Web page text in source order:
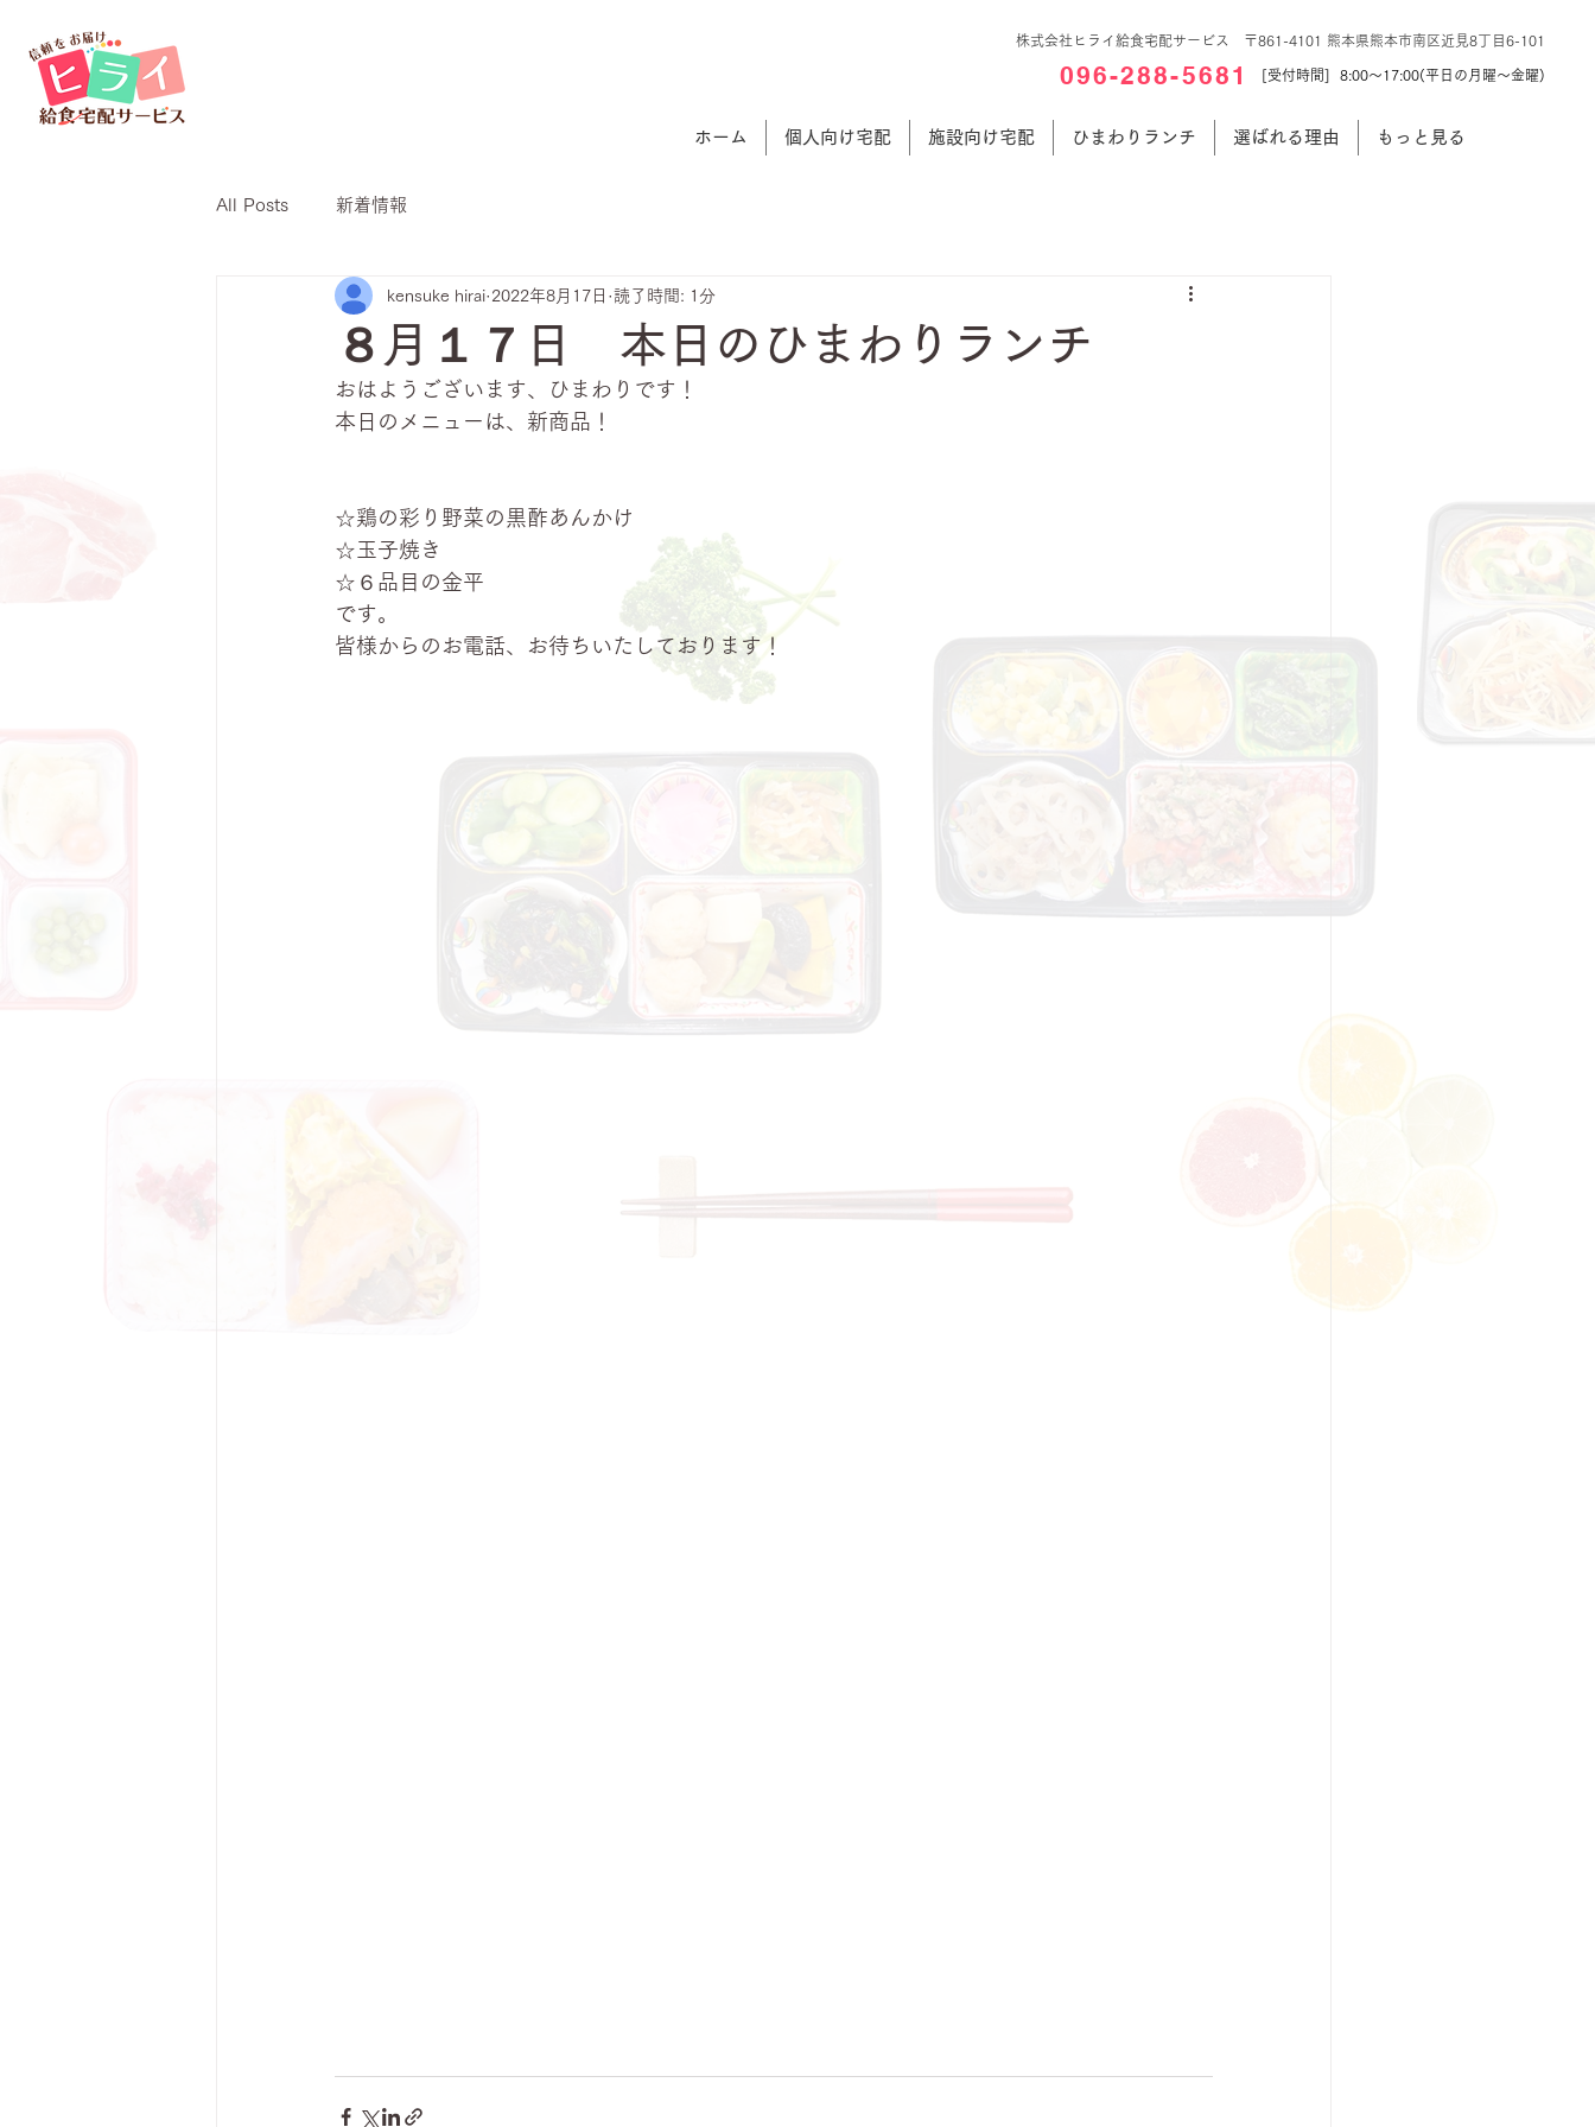
株式会社ヒライ給食宅配サービス 〒861-4101 熊本県熊本市南区近見8丁目6-101
096-288-5681 [受付時間] 8:00～17:00(平日の月曜～金曜)
ホーム 個人向け宅配 施設向け宅配 ひまわりランチ 選ばれる理由 もっと見る
All Posts 新着情報
８月１７日 本日のひまわりランチ
kensuke hirai 2022年8月17日 読了時間: 1分
おはようございます、ひまわりです！
本日のメニューは、新商品！
☆鶏の彩り野菜の黒酢あんかけ
☆玉子焼き
☆６品目の金平
です。
皆様からのお電話、お待ちいたしております！